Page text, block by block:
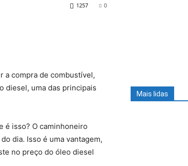
0
1257
a compra de combustível,
diesel, uma das principais
é isso? O caminhoneiro
dia. Isso é uma vantagem,
no preço do óleo diesel
Mais lidas